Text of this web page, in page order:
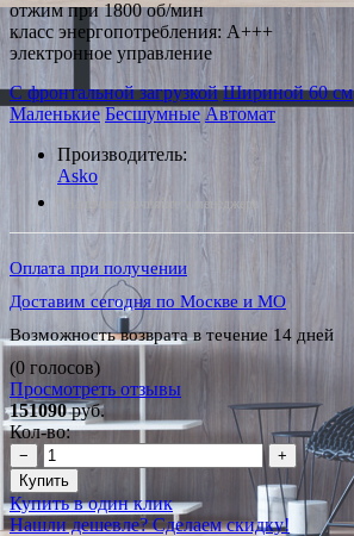
отжим при 1800 об/мин
класс энергопотребления: A+++
электронное управление
С фронтальной загрузкой Шириной 60 см
Маленькие Бесшумные Автомат
Производитель:
Asko
*Наличие уточняйте у менеджера
Оплата при получении
Доставим сегодня по Москве и МО
Возможность возврата в течение 14 дней
(0 голосов)
Просмотреть отзывы
151090руб.
Кол-во:
−
+
Купить
Купить в один клик
Нашли дешевле? Сделаем скидку!